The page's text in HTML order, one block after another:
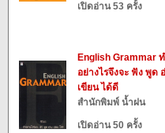
เปิดอ่าน 53 ครั้ง
English Grammar
อย่างไรจึงจะ ฟัง พูด
เขียน ได้ดี
สำนักพิมพ์ น้ำฝน
เปิดอ่าน 50 ครั้ง